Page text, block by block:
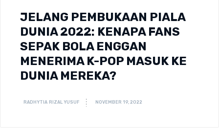
JELANG PEMBUKAAN PIALA
DUNIA 2022: KENAPA FANS
SEPAK BOLA ENGGAN
MENERIMA K-POP MASUK KE
DUNIA MEREKA?
RADHYTIA RIZAL YUSUF NOVEMBER 19, 2022